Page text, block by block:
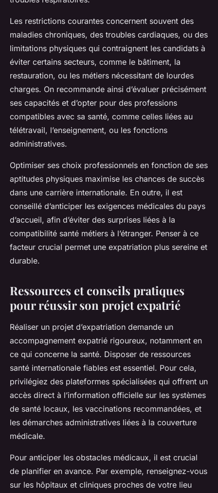
Les restrictions courantes concernent souvent des
maladies chroniques, des troubles cardiaques, ou des
limitations physiques qui contraignent les candidats à
éviter certains secteurs, comme le bâtiment, la
restauration, ou les métiers nécessitant de lourdes
charges. On recommande ainsi d’évaluer précisément
ses capacités et d’opter pour des professions
compatibles avec sa santé, comme celles liées au
télétravail, l’enseignement, ou les fonctions
administratives.
Optimiser ses choix professionnels en fonction de ses
aptitudes physiques maximise les chances de succès
dans une carrière internationale. En outre, il est
conseillé d’anticiper les exigences médicales du pays
d’accueil, afin d’éviter des surprises liées à la
compatibilité santé métiers à l’étranger. Penser à ce
facteur crucial permet une expatriation plus sereine et
durable.
Ressources et conseils pratiques
pour réussir son projet expatrié
Réaliser un projet d’expatriation demande un
accompagnement expatrié rigoureux, notamment en
ce qui concerne la santé. Disposer de ressources
santé internationale fiables est essentiel. Pour cela,
privilégiez des plateformes spécialisées qui offrent un
accès direct à l’information officielle sur les systèmes
de santé locaux, les vaccinations recommandées, et
les démarches administratives liées à la couverture
médicale.
Pour anticiper les obstacles médicaux, il est crucial
de planifier en avance. Par exemple, renseignez-vous
sur les hôpitaux et cliniques proches de votre lieu